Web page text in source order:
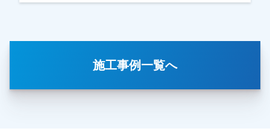
した。イメージされている通りに仕上がっている
施工事例一覧へ